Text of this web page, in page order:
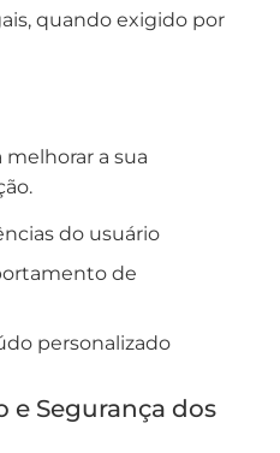
quando exigido por
a sua
do usuário
de
personalizado
e Segurança dos